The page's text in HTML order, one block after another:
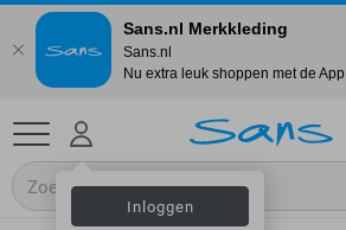
Inloggen
Sans.nl Merkkleding
Sans.nl
Nu extra leuk shoppen met de App.